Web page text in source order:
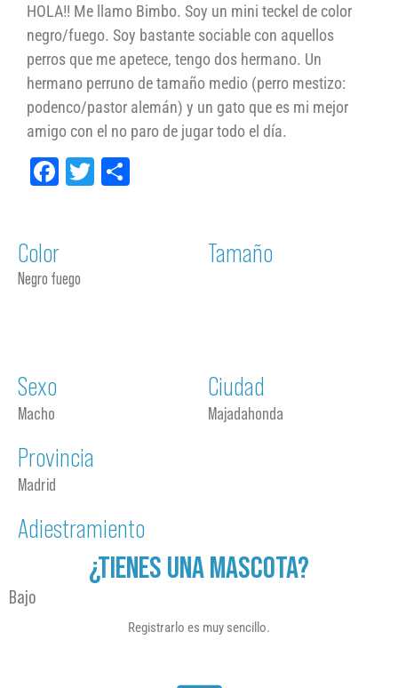
HOLA!! Me llamo Bimbo. Soy un mini teckel de color
negro/fuego. Soy bastante sociable con aquellos
perros que me apetece, tengo dos hermano. Un
hermano perruno de tamaño medio (perro mestizo:
podenco/pastor alemán) y un gato que es mi mejor
amigo con el no paro de jugar todo el día.
Facebook
Twitter
Color
Negro fuego
Tamaño
Sexo
Macho
Ciudad
Majadahonda
Provincia
Madrid
Adiestramiento
¿TIENES UNA MASCOTA?
Bajo
Registrarlo es muy sencillo.